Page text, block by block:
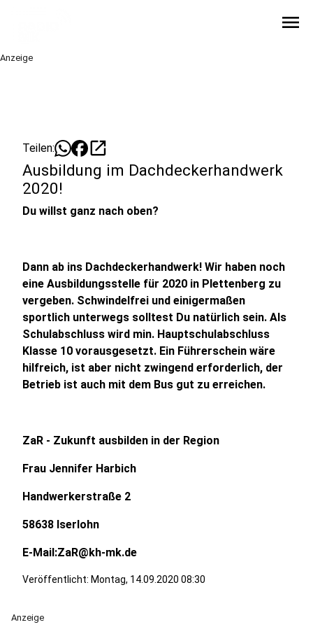
menu
Anzeige
Teilen: open_in_new
Ausbildung im Dachdeckerhandwerk
2020!
Du willst ganz nach oben?
Dann ab ins Dachdeckerhandwerk! Wir haben noch
eine Ausbildungsstelle für 2020 in Plettenberg zu
vergeben. Schwindelfrei und einigermaßen
sportlich unterwegs solltest Du natürlich sein. Als
Schulabschluss wird min. Hauptschulabschluss
Klasse 10 vorausgesetzt. Ein Führerschein wäre
hilfreich, ist aber nicht zwingend erforderlich, der
Betrieb ist auch mit dem Bus gut zu erreichen.
ZaR - Zukunft ausbilden in der Region
Frau Jennifer Harbich
Handwerkerstraße 2
58638 Iserlohn
E-Mail:ZaR@kh-mk.de
Veröffentlicht: Montag, 14.09.2020 08:30
Anzeige